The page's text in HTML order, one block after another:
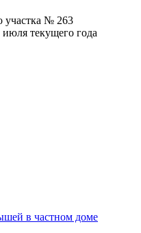
участка № 263
текущего года
в частном доме